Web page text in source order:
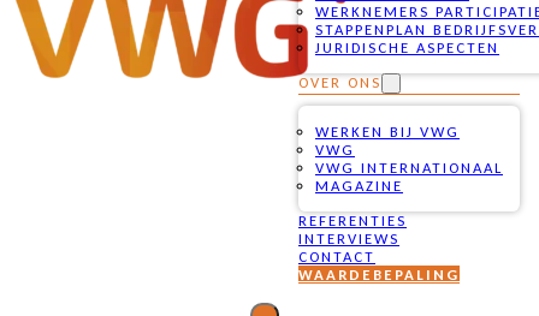
WERKNEMERS
STAPPENPLAN
JURIDISCHE ASPECTEN
OVER ONS
WERKEN BIJ VWG
VWG
VWG INTERNATIONAAL
MAGAZINE
REFERENTIES
INTERVIEWS
CONTACT
WAARDEBEPALING